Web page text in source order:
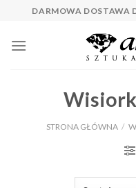
content
DARMOWA DOSTAWA
STRONA GŁÓWNA /